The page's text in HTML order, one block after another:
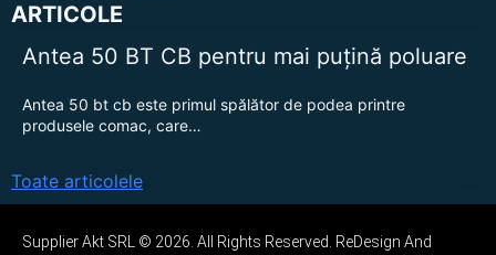
ARTICOLE
Antea 50 BT CB pentru mai puțină poluare
Antea 50 bt cb este primul spălător de podea printre
produsele comac, care…
Toate articolele
Supplier Akt SRL © 2026. All Rights Reserved. ReDesign And